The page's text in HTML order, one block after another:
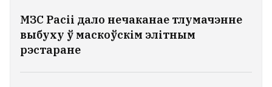
МЗС Расіі дало нечаканае тлумачэнне
выбуху ў маскоўскім элітным
рэстаране